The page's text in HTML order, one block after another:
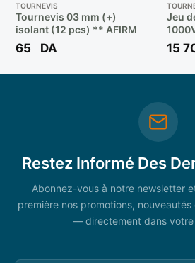
TOURNEVIS
Tournevis 03 mm (+)
isolant (12 pcs) ** AFIRM
65 DA
Jeu
15
Restez Informé Des
Abonnez-vous à notre newsletter
première nos promotions,
— directement dans votre